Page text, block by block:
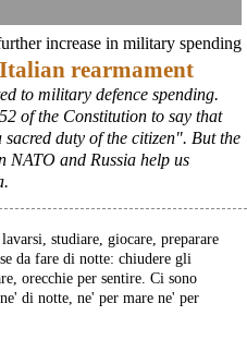
di predisporre un
le conseguenze
fermata dell’area a caldo e ha
di formulare proposte
valuta positivamente
increase in military spending
rearmament
to military defence spending.
of the Constitution to say that
duty of the citizen". But the
NATO and Russia help us
studiare, giocare, preparare
da fare di notte: chiudere gli
orecchie per sentire. Ci sono
di notte, ne' per mare ne' per